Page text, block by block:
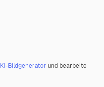
KI-Bildgenerator und bearbeite